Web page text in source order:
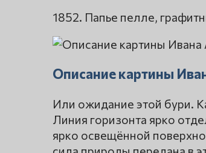
1852. Папье пелле,
Описание картины
Или ожидание этой бури.
Линия горизонта ярко
ярко освещённой